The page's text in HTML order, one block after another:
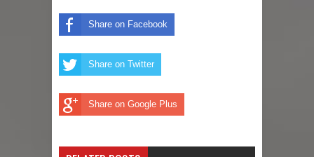
Santiago: Banreservas realiza 2do.
foro “Reserva tu Capital”
agua caliente mientras dormía en
Share on Facebook
Share on Twitter
Share on Google Plus